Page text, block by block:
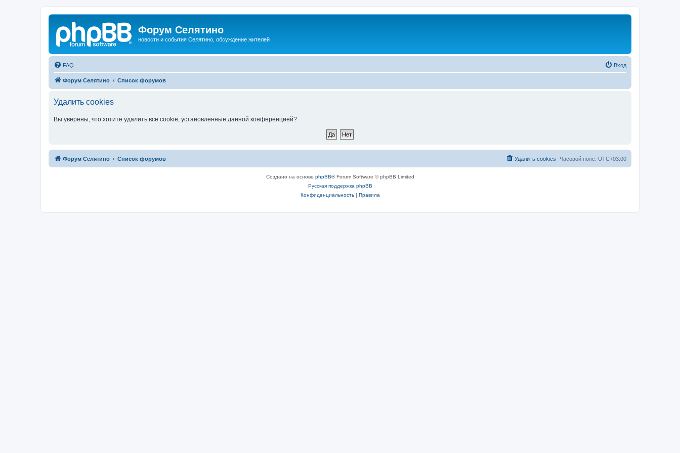
Форум Селятино
новости и события Селятино, обсуждение жителей
FAQ Вход
Форум Селятино Список форумов
Удалить cookies
Вы уверены, что хотите удалить все cookie, установленные данной конференцией?
Форум Селятино Список форумов Часовой пояс: UTC+03:00
Удалить cookies
Создано на основе phpBB® Forum Software © phpBB Limited
Русская поддержка phpBB
Конфиденциальность| Правила